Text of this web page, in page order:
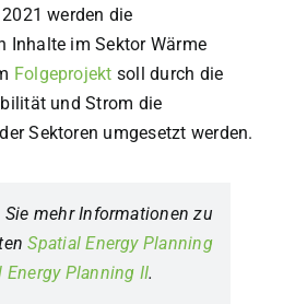
werden die
Inhalte im Sektor Wärme
Folgeprojekt soll durch die
und Strom die
Sektoren umgesetzt werden.
mehr Informationen zu
Spatial Energy Planning
Energy Planning II.